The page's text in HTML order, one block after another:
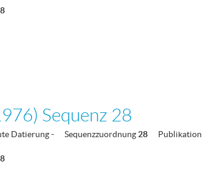
Sequenz 28
Datierung- Sequenzzuordnung 28 Publikation